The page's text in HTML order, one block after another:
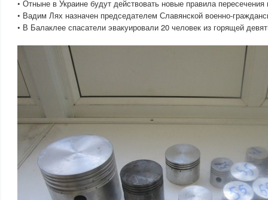
• Отныне в Украине будут действовать новые правила пересечения
• Вадим Лях назначен председателем Славянской военно-
• В Балаклее спасатели эвакуировали 20 человек из горящей